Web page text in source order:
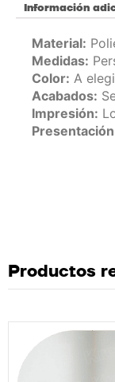
Información
Material:
Medidas:
Color: A
Acabados:
Impresión:
Productos